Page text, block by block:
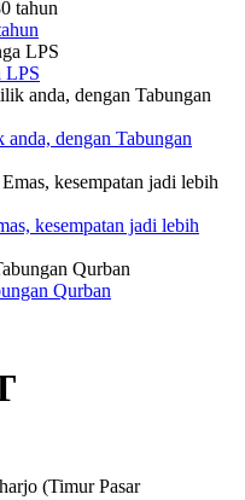
LPS
dengan Tabungan
kesempatan jadi lebih
Qurban
(Timur Pasar